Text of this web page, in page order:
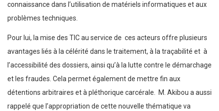
connaissance dans l’utilisation de matériels informatiques et aux
problèmes techniques.
Pour lui, la mise des TIC au service de ces acteurs offre plusieurs
avantages liés à la célérité dans le traitement, à la traçabilité et à
l’accessibilité des dossiers, ainsi qu’à la lutte contre le démarchage
et les fraudes. Cela permet également de mettre fin aux
détentions arbitraires et à pléthorique carcérale. M. Akibou a aussi
rappelé que l’appropriation de cette nouvelle thématique va